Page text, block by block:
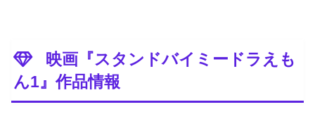
映画『スタンドバイミードラえも
ん1』作品情報